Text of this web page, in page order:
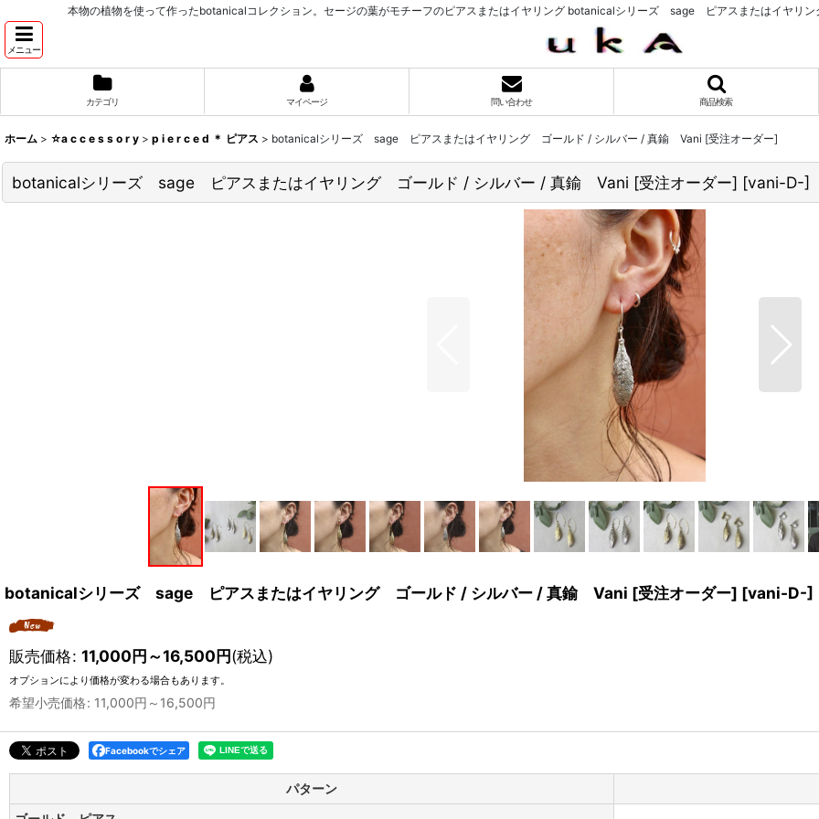
本物の植物を使って作ったbotanicalコレクション。セージの葉がモチーフのピアスまたはイヤリング botanicalシリーズ sage ピアスまたはイヤ
メニュー
カテゴリ マイページ 問い合わせ 商品検索
ホーム > ☆a c c e s s o r y > p i e r c e d ＊ ピアス > botanicalシリーズ sage ピアスまたはイヤリング ゴールド / シルバー / 真鍮 Vani [受注オーダー]
botanicalシリーズ sage ピアスまたはイヤリング ゴールド / シルバー / 真鍮 Vani [受注オーダー] [vani-D-]
botanicalシリーズ sage ピアスまたはイヤリング ゴールド / シルバー / 真鍮 Vani [受注オーダー] [vani-D-]
販売価格: 11,000円～16,500円(税込)
オプションにより価格が変わる場合もあります。
希望小売価格: 11,000円 ～16,500円
Facebookでシェア
パターン